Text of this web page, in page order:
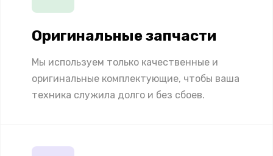
Оригинальные запчасти
Мы используем только качественные и
оригинальные комплектующие, чтобы ваша
техника служила долго и без сбоев.